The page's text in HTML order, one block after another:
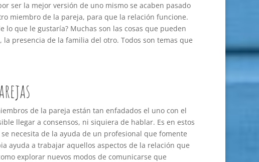
ser la mejor versión de uno mismo se acaben pasado
miembro de la pareja, para que la relación funcione.
lo que le gustaría? Muchas son las cosas que pueden
presencia de la familia del otro. Todos son temas que
de la pareja están tan enfadados el uno con el
llegar a consensos, ni siquiera de hablar. Es en estos
necesita de la ayuda de un profesional que fomente
ayuda a trabajar aquellos aspectos de la relación que
explorar nuevos modos de comunicarse que